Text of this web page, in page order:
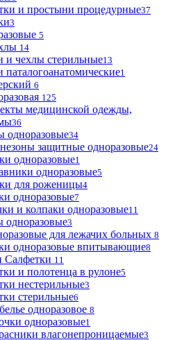
и простыни процедурные37
3
5
14
чехлы стерильные13
1
6
125
медицинской одежды,
36
одноразовые34
защитные одноразовые24
одноразовые1
одноразовые5
для роженицы4
одноразовые7
и колпаки одноразовые11
3
для лежачих больных 8
одноразовые впитывающие8
Салфетки 11
и полотенца в рулоне5
нестерильные3
стерильные6
одноразовое 8
одноразовые1
влагонепроницаемые3